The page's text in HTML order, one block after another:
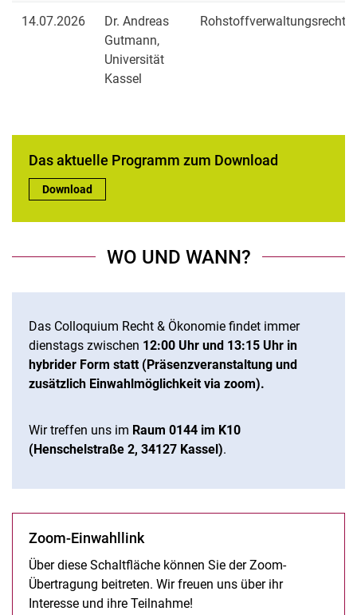
14.07.2026
Dr. Andreas
Gutmann,
Universität
Kassel
Rohstoffverwaltungsrecht
Das aktuelle Programm zum Download
Das aktuelle Programm zum Download:
Download
WO UND WANN?
Das Colloquium Recht & Ökonomie findet immer
dienstags zwischen 12:00 Uhr und 13:15 Uhr in
hybrider Form statt (Präsenzveranstaltung und
zusätzlich Einwahlmöglichkeit via zoom).
Wir treffen uns im Raum 0144 im K10
(Henschelstraße 2, 34127 Kassel).
Zoom-Einwahllink
Über diese Schaltfläche können Sie der Zoom-
Übertragung beitreten. Wir freuen uns über ihr
Interesse und ihre Teilnahme!